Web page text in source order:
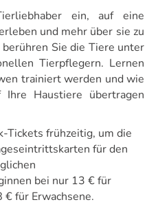
ein, auf eine
und mehr über sie zu
Sie die Tiere unter
Tierpflegern. Lernen
trainiert werden und wie
Haustiere übertragen
Tickets frühzeitig, um die
für den
bei nur 13 € für
€ für Erwachsene.